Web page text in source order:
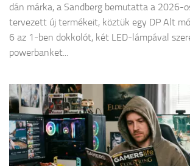
dán márka, a Sandberg bemutatta a 2026-
tervezett új termékeit, köztük egy DP Alt
6 az 1-ben dokkolót, két LED-lámpával
powerbanket...